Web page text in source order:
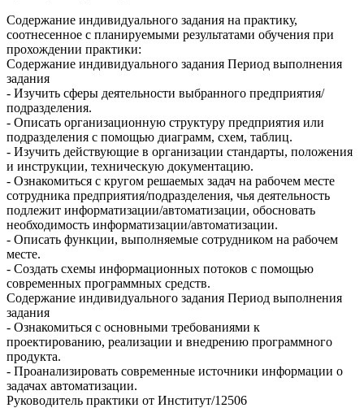
Содержание индивидуального задания на практику,
соотнесенное с планируемыми результатами обучения при
прохождении практики:
Содержание индивидуального задания Период выполнения
задания
- Изучить сферы деятельности выбранного предприятия/
подразделения.
- Описать организационную структуру предприятия или
подразделения с помощью диаграмм, схем, таблиц.
- Изучить действующие в организации стандарты, положения
и инструкции, техническую документацию.
- Ознакомиться с кругом решаемых задач на рабочем месте
сотрудника предприятия/подразделения, чья деятельность
подлежит информатизации/автоматизации, обосновать
необходимость информатизации/автоматизации.
- Описать функции, выполняемые сотрудником на рабочем
месте.
- Создать схемы информационных потоков с помощью
современных программных средств.
Содержание индивидуального задания Период выполнения
задания
- Ознакомиться с основными требованиями к
проектированию, реализации и внедрению программного
продукта.
- Проанализировать современные источники информации о
задачах автоматизации.
Руководитель практики от Институт/12506